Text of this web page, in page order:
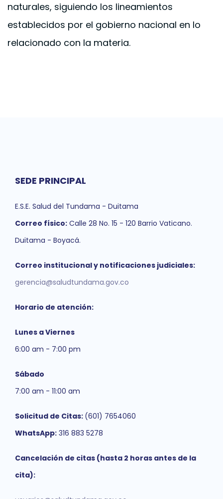
naturales, siguiendo los lineamientos
establecidos por el gobierno nacional en lo
relacionado con la materia.
SEDE PRINCIPAL
E.S.E. Salud del Tundama - Duitama
Correo físico: Calle 28 No. 15 - 120 Barrio Vaticano.
Duitama - Boyacá.
Correo institucional y notificaciones judiciales:
gerencia@saludtundama.gov.co
Horario de atención:
Lunes a Viernes
6:00 am - 7:00 pm
Sábado
7:00 am - 11:00 am
Solicitud de Citas: (601) 7654060
WhatsApp: 316 883 5278
Cancelación de citas (hasta 2 horas antes de la
cita):